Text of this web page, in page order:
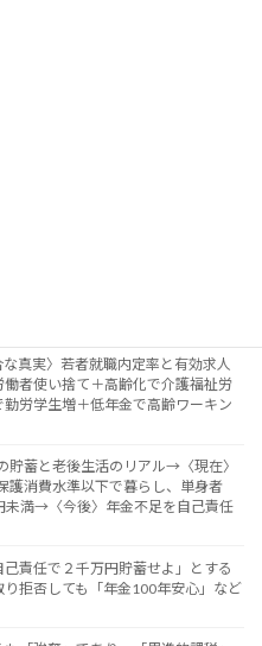
な真実〉若者就職内定率と有効求人
者使い捨て＋高齢化で介護福祉労
労学生増＋低年金で高齢ワーキン
貯蓄と老後生活のリアル→〈現在〉
護消費水準以下で暮らし、単身者
満→〈今後〉年金不足を自己責任
己責任で２千万円貯蓄せよ」とする
り拒否しても「年金100年安心」など